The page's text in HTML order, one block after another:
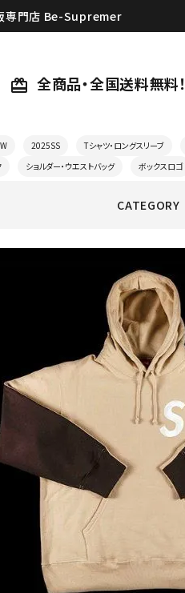
専門店 Be-Supremer
card_giftcard 全商品・全国送料無料！
2025SS Tシャツ・ロングスリーブ
ショルダー・ウエストバッグ ボックスロゴ
CATEGORY